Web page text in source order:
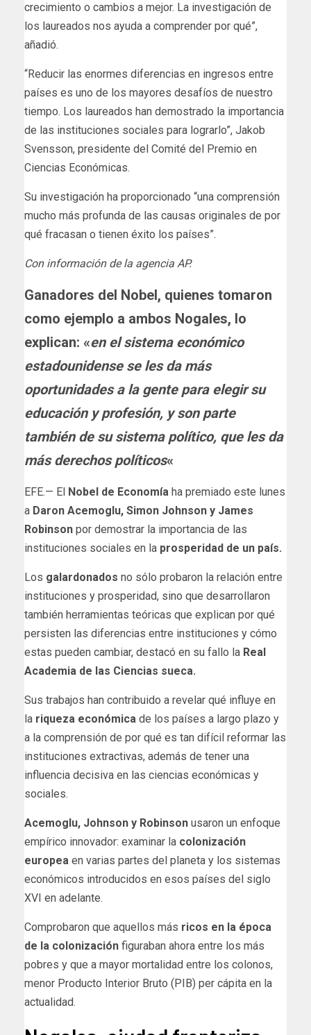
crecimiento o cambios a mejor. La investigación de
los laureados nos ayuda a comprender por qué”,
añadió.
“Reducir las enormes diferencias en ingresos entre
países es uno de los mayores desafíos de nuestro
tiempo. Los laureados han demostrado la importancia
de las instituciones sociales para lograrlo”, Jakob
Svensson, presidente del Comité del Premio en
Ciencias Económicas.
Su investigación ha proporcionado “una comprensión
mucho más profunda de las causas originales de por
qué fracasan o tienen éxito los países”.
Con información de la agencia AP.
Ganadores del Nobel, quienes tomaron
como ejemplo a ambos Nogales, lo
explican: «en el sistema económico
estadounidense se les da más
oportunidades a la gente para elegir su
educación y profesión, y son parte
también de su sistema político, que les da
más derechos políticos«
EFE.— El Nobel de Economía ha premiado este lunes
a Daron Acemoglu, Simon Johnson y James
Robinson por demostrar la importancia de las
instituciones sociales en la prosperidad de un país.
Los galardonados no sólo probaron la relación entre
instituciones y prosperidad, sino que desarrollaron
también herramientas teóricas que explican por qué
persisten las diferencias entre instituciones y cómo
estas pueden cambiar, destacó en su fallo la Real
Academia de las Ciencias sueca.
Sus trabajos han contribuido a revelar qué influye en
la riqueza económica de los países a largo plazo y
a la comprensión de por qué es tan difícil reformar las
instituciones extractivas, además de tener una
influencia decisiva en las ciencias económicas y
sociales.
Acemoglu, Johnson y Robinson usaron un enfoque
empírico innovador: examinar la colonización
europea en varias partes del planeta y los sistemas
económicos introducidos en esos países del siglo
XVI en adelante.
Comprobaron que aquellos más ricos en la época
de la colonización figuraban ahora entre los más
pobres y que a mayor mortalidad entre los colonos,
menor Producto Interior Bruto (PIB) per cápita en la
actualidad.